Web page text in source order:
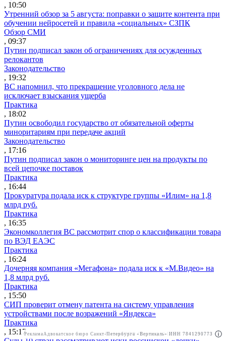
РекламаООО "Право.ру" ИНН: 7704835288
, 10:50
Утренний обзор за 5 августа: поправки о защите контента при
обучении нейросетей и правила «социальных» СЗПК
Обзор СМИ
, 09:37
Путин подписал закон об ограничениях для осужденных
релокантов
Законодательство
, 19:32
ВС напомнил, что прекращение уголовного дела не
исключает взыскания ущерба
Практика
, 18:02
Путин освободил государство от обязательной оферты
миноритариям при передаче акций
Законодательство
, 17:16
Путин подписал закон о мониторинге цен на продукты по
всей цепочке поставок
Практика
, 16:44
Прокуратура подала иск к структуре группы «Илим» на 1,8
млрд руб.
Практика
, 16:35
Экономколлегия ВС рассмотрит спор о классификации товара
по ВЭД ЕАЭС
Практика
, 16:24
Дочерняя компания «Мегафона» подала иск к «М.Видео» на
1,8 млрд руб.
Практика
, 15:50
СИП проверит отмену патента на систему управления
устройствами после возражений «Яндекса»
Практика
, 15:17Реклама Адвокатское бюро Санкт-Петербурга «Вертикаль» ИНН 7841290773